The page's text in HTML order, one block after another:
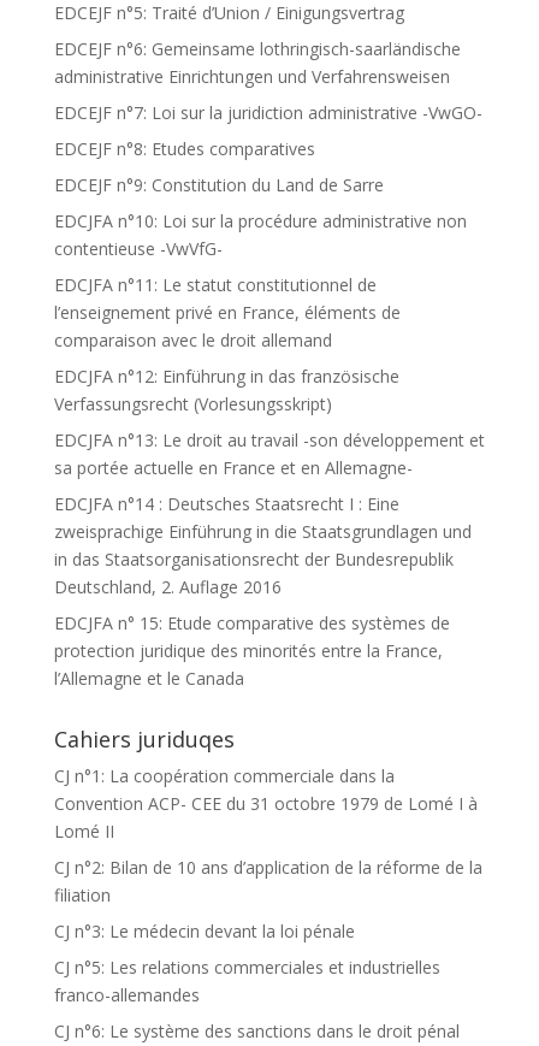
EDCEJF n°5: Traité d’Union / Einigungsvertrag
EDCEJF n°6: Gemeinsame lothringisch-saarländische
administrative Einrichtungen und Verfahrensweisen
EDCEJF n°7: Loi sur la juridiction administrative -VwGO-
EDCEJF n°8: Etudes comparatives
EDCEJF n°9: Constitution du Land de Sarre
EDCJFA n°10: Loi sur la procédure administrative non
contentieuse -VwVfG-
EDCJFA n°11: Le statut constitutionnel de
l’enseignement privé en France, éléments de
comparaison avec le droit allemand
EDCJFA n°12: Einführung in das französische
Verfassungsrecht (Vorlesungsskript)
EDCJFA n°13: Le droit au travail -son développement et
sa portée actuelle en France et en Allemagne-
EDCJFA n°14 : Deutsches Staatsrecht I : Eine
zweisprachige Einführung in die Staatsgrundlagen und
in das Staatsorganisationsrecht der Bundesrepublik
Deutschland, 2. Auflage 2016
EDCJFA n° 15: Etude comparative des systèmes de
protection juridique des minorités entre la France,
l’Allemagne et le Canada
Cahiers juriduqes
CJ n°1: La coopération commerciale dans la
Convention ACP- CEE du 31 octobre 1979 de Lomé I à
Lomé II
CJ n°2: Bilan de 10 ans d’application de la réforme de la
filiation
CJ n°3: Le médecin devant la loi pénale
CJ n°5: Les relations commerciales et industrielles
franco-allemandes
CJ n°6: Le système des sanctions dans le droit pénal